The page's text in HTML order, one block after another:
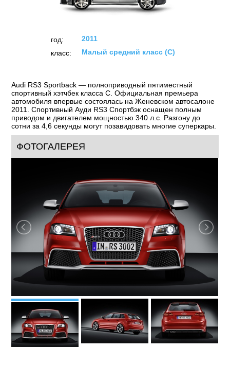
год:
2011
класс:
Малый средний класс (C)
Audi RS3 Sportback — полноприводный пятиместный
спортивный хэтчбек класса С. Официальная премьера
автомобиля впервые состоялась на Женевском автосалоне
2011. Спортивный Ауди RS3 Спортбэк оснащен полным
приводом и двигателем мощностью 340 л.с. Разгону до
сотни за 4,6 секунды могут позавидовать многие суперкары.
ФОТОГАЛЕРЕЯ